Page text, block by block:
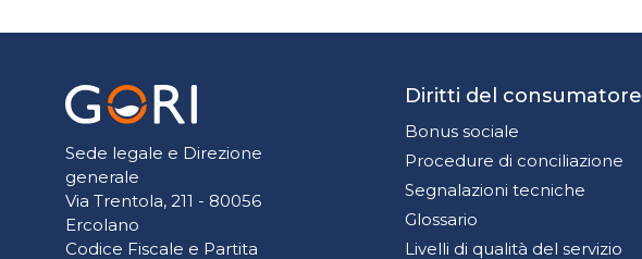
Sede legale e Direzione
generale
Via Trentola, 211 - 80056
Ercolano
Codice Fiscale e Partita
Diritti del consumatore
Bonus sociale
Procedure di conciliazione
Segnalazioni tecniche
Glossario
Livelli di qualità del servizio